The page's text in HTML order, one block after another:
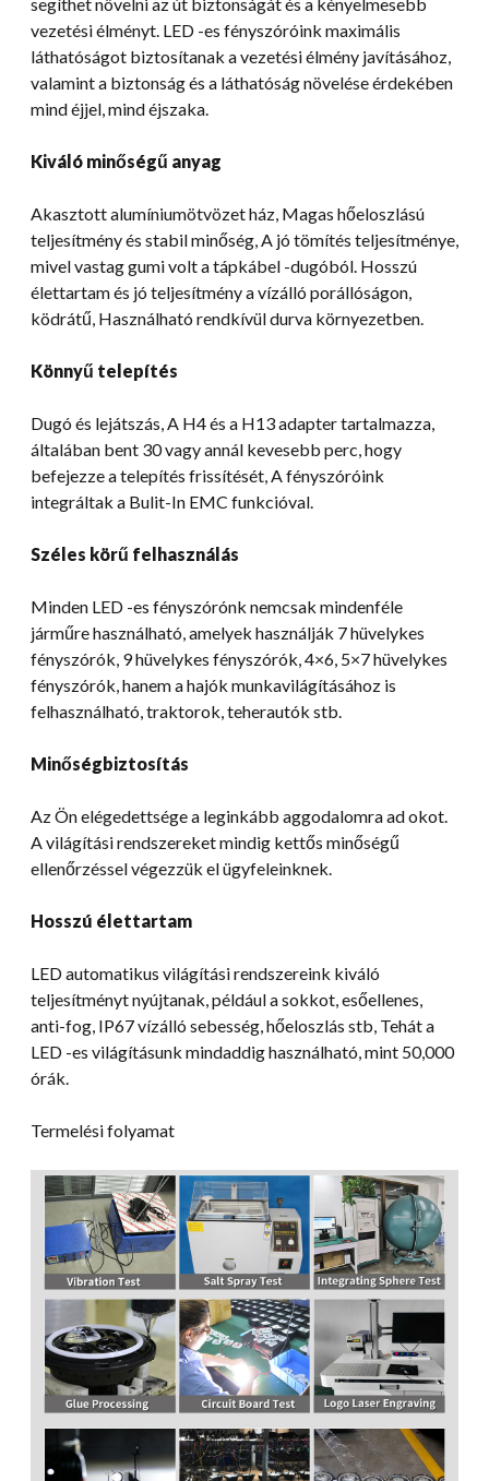
vezetési élményt. LED -es fényszóróink maximális
láthatóságot biztosítanak a vezetési élmény javításához,
valamint a biztonság és a láthatóság növelése érdekében
mind éjjel, mind éjszaka.
Kiváló minőségű anyag
Akasztott alumíniumötvözet ház, Magas hőeloszlású
teljesítmény és stabil minőség, A jó tömítés teljesítménye,
mivel vastag gumi volt a tápkábel -dugóból. Hosszú
élettartam és jó teljesítmény a vízálló porállóságon,
ködrátű, Használható rendkívül durva környezetben.
Könnyű telepítés
Dugó és lejátszás, A H4 és a H13 adapter tartalmazza,
általában bent 30 vagy annál kevesebb perc, hogy
befejezze a telepítés frissítését, A fényszóróink
integráltak a Bulit-In EMC funkcióval.
Széles körű felhasználás
Minden LED -es fényszórónk nemcsak mindenféle
járműre használható, amelyek használják 7 hüvelykes
fényszórók, 9 hüvelykes fényszórók, 4×6, 5×7 hüvelykes
fényszórók, hanem a hajók munkavilágításához is
felhasználható, traktorok, teherautók stb.
Minőségbiztosítás
Az Ön elégedettsége a leginkább aggodalomra ad okot.
A világítási rendszereket mindig kettős minőségű
ellenőrzéssel végezzük el ügyfeleinknek.
Hosszú élettartam
LED automatikus világítási rendszereink kiváló
teljesítményt nyújtanak, például a sokkot, esőellenes,
anti-fog, IP67 vízálló sebesség, hőeloszlás stb, Tehát a
LED -es világításunk mindaddig használható, mint 50,000
órák.
Termelési folyamat